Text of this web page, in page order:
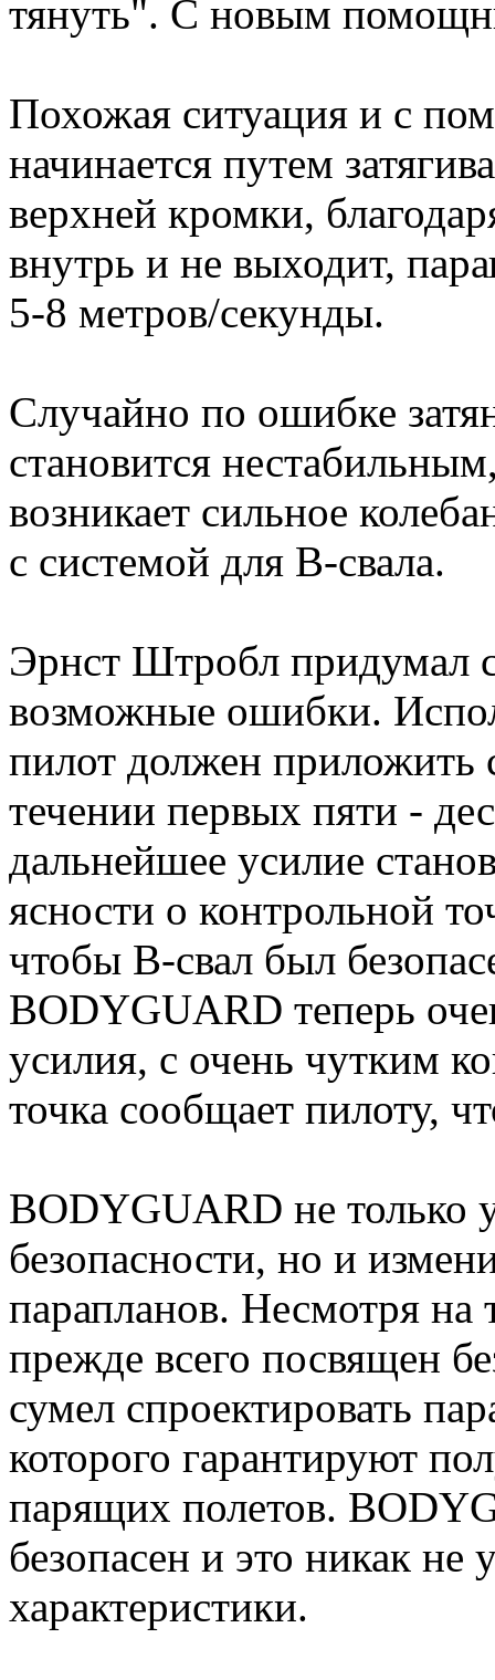
тянуть". С новым
Похожая ситуация и с
начинается путем
верхней кромки,
внутрь и не выходит,
5-8 метров/секунды.
Случайно по ошибке
становится
возникает сильное
с системой для B-свала.
Эрнст Штробл придумал
возможные ошибки.
пилот должен приложить
течении первых пяти -
дальнейшее усилие
ясности о контрольной
чтобы B-свал был
BODYGUARD теперь
усилия, с очень чутким
точка сообщает пилоту,
BODYGUARD не только
безопасности, но и
парапланов. Несмотря на
прежде всего посвящен
сумел спроектировать
которого гарантируют
парящих полетов.
безопасен и это никак не
характеристики.